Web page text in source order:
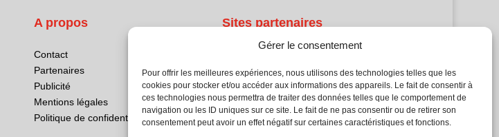
Gérer le consentement
Pour offrir les meilleures expériences, nous utilisons des technologies telles que les
cookies pour stocker et/ou accéder aux informations des appareils. Le fait de consentir à
ces technologies nous permettra de traiter des données telles que le comportement de
navigation ou les ID uniques sur ce site. Le fait de ne pas consentir ou de retirer son
consentement peut avoir un effet négatif sur certaines caractéristiques et fonctions.
A propos
Contact
Partenaires
Publicité
Mentions légales
Politique de confidentialité
Sites partenaires
Atrium Patrimoine
Kiosque 21
L'Atelier Bois
Planète Bâtiment